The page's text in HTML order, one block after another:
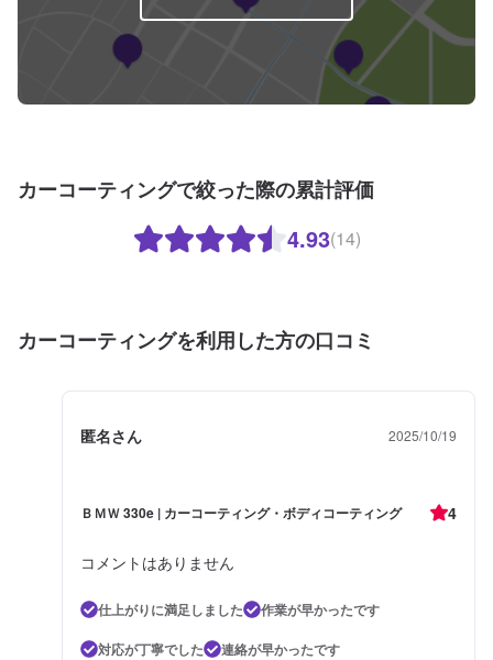
カーコーティングで絞った際の累計評価
4.93(14)
カーコーティングを利用した方の口コミ
匿名さん 2025/10/19
ＢＭＷ 330e | カーコーティング・ボディコーティング 4
コメントはありません
仕上がりに満足しました
作業が早かったです
対応が丁寧でした
連絡が早かったです